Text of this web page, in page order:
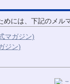
には、下記のメル
マガジン)
ジン)